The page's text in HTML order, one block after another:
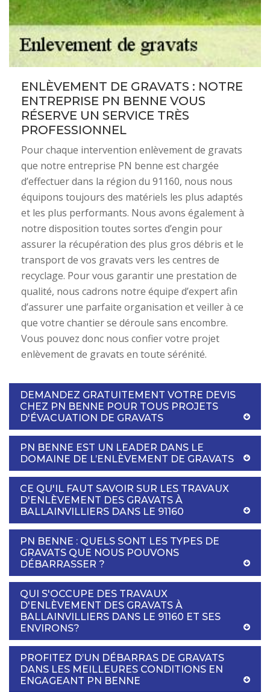
ENLÈVEMENT DE GRAVATS : NOTRE
ENTREPRISE PN BENNE VOUS
RÉSERVE UN SERVICE TRÈS
PROFESSIONNEL
Pour chaque intervention enlèvement de gravats
que notre entreprise PN benne est chargée
d’effectuer dans la région du 91160, nous nous
équipons toujours des matériels les plus adaptés
et les plus performants. Nous avons également à
notre disposition toutes sortes d’engin pour
assurer la récupération des plus gros débris et le
transport de vos gravats vers les centres de
recyclage. Pour vous garantir une prestation de
qualité, nous cadrons notre équipe d’expert afin
d’assurer une parfaite organisation et veiller à ce
que votre chantier se déroule sans encombre.
Vous pouvez donc nous confier votre projet
enlèvement de gravats en toute sérénité.
DEMANDEZ GRATUITEMENT VOTRE DEVIS
CHEZ PN BENNE POUR TOUS PROJETS
D'ÉVACUATION DE GRAVATS
PN BENNE EST UN LEADER DANS LE
DOMAINE DE L’ENLÈVEMENT DE GRAVATS
CE QU'IL FAUT SAVOIR SUR LES TRAVAUX
D'ENLÈVEMENT DES GRAVATS À
BALLAINVILLIERS DANS LE 91160
PN BENNE : QUELS SONT LES TYPES DE
GRAVATS QUE NOUS POUVONS
DÉBARRASSER ?
QUI S'OCCUPE DES TRAVAUX
D'ENLÈVEMENT DES GRAVATS À
BALLAINVILLIERS DANS LE 91160 ET SES
ENVIRONS?
PROFITEZ D’UN DÉBARRAS DE GRAVATS
DANS LES MEILLEURES CONDITIONS EN
ENGAGEANT PN BENNE